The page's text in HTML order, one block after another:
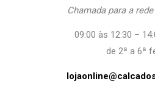
Chamada para a
09:00 às 12:30 –
de 2ª a 6ª